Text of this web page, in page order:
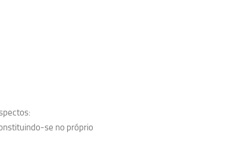
se no próprio